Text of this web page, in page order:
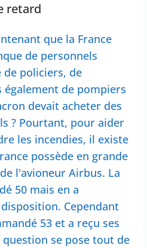
retard
que la France
de personnels
policiers, de
également de pompiers
devait acheter des
? Pourtant, pour aider
les incendies, il existe
possède en grande
l'avioneur Airbus. La
50 mais en a
Cependant
53 et a reçu ses
question se pose tout de